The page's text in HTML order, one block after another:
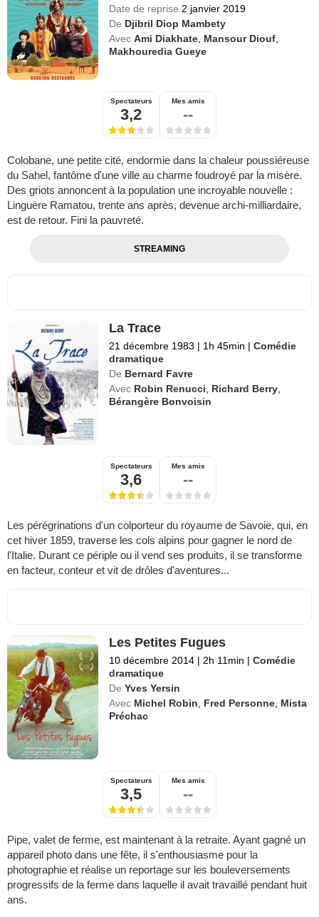
Date de reprise 2 janvier 2019
De Djibril Diop Mambety
Avec Ami Diakhate Mansour Diouf
Makhouredia Gueye
Spectateurs
3,2
Mes amis
--
Colobane, une petite cité, endormie dans la chaleur poussiéreuse
du Sahel, fantôme d'une ville au charme foudroyé par la misère.
Des griots annoncent à la population une incroyable nouvelle :
Linguère Ramatou, trente ans après, devenue archi-milliardaire,
est de retour. Fini la pauvreté.
STREAMING
La Trace
21 décembre 1983 | 1h 45min | Comédie
dramatique
De Bernard Favre
Avec Robin Renucci Richard Berry
Bérangère Bonvoisin
Spectateurs
3,6
Mes amis
--
Les pérégrinations d'un colporteur du royaume de Savoie, qui, en
cet hiver 1859, traverse les cols alpins pour gagner le nord de
l'Italie. Durant ce périple ou il vend ses produits, il se transforme
en facteur, conteur et vit de drôles d'aventures...
Les Petites Fugues
10 décembre 2014 | 2h 11min | Comédie
dramatique
De Yves Yersin
Avec Michel Robin Fred Personne Mista
Préchac
Spectateurs
3,5
Mes amis
--
Pipe, valet de ferme, est maintenant à la retraite. Ayant gagné un
appareil photo dans une fête, il s'enthousiasme pour la
photographie et réalise un reportage sur les bouleversements
progressifs de la ferme dans laquelle il avait travaillé pendant huit
ans.